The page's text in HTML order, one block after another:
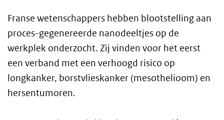
Franse wetenschappers hebben blootstelling aan
proces-gegenereerde nanodeeltjes op de
werkplek onderzocht. Zij vinden voor het eerst
een verband met een verhoogd risico op
longkanker, borstvlieskanker (mesothelioom) en
hersentumoren.